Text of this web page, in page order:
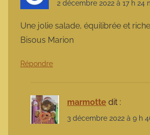
2 décembre 2022 à 17 h 24
Une jolie salade, équilibrée et
Bisous Marion
Répondre
marmotte dit :
3 décembre 2022 à 9 h